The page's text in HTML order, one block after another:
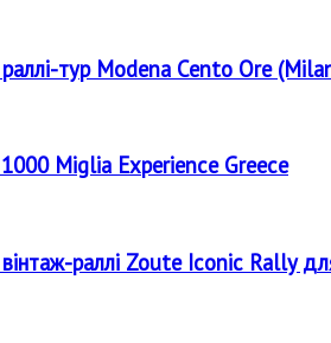
тур Modena Cento Ore
Miglia Experience Greece
раллі Zoute Iconic Rally